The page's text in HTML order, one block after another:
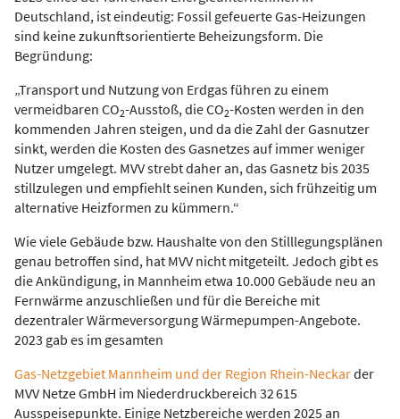
Deutschland, ist eindeutig: Fossil gefeuerte Gas-Heizungen
sind keine zukunftsorientierte Beheizungsform. Die
Begründung:
„Transport und Nutzung von Erdgas führen zu einem
vermeidbaren CO2-Ausstoß, die CO2-Kosten werden in den
kommenden Jahren steigen, und da die Zahl der Gasnutzer
sinkt, werden die Kosten des Gasnetzes auf immer weniger
Nutzer umgelegt. MVV strebt daher an, das Gasnetz bis 2035
stillzulegen und empfiehlt seinen Kunden, sich frühzeitig um
alternative Heizformen zu kümmern.“
Wie viele Gebäude bzw. Haushalte von den Stilllegungsplänen
genau betroffen sind, hat MVV nicht mitgeteilt. Jedoch gibt es
die Ankündigung, in Mannheim etwa 10.000 Gebäude neu an
Fernwärme anzuschließen und für die Bereiche mit
dezentraler Wärmeversorgung Wärmepumpen-Angebote.
2023 gab es im gesamten
Gas-Netzgebiet Mannheim und der Region Rhein-Neckarder
MVV Netze GmbH im Niederdruckbereich 32 615
Ausspeisepunkte. Einige Netzbereiche werden 2025 an